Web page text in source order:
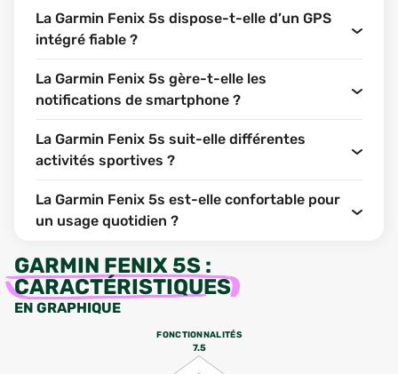
La Garmin Fenix 5s dispose-t-elle d’un GPS
intégré fiable ?
La Garmin Fenix 5s gère-t-elle les
notifications de smartphone ?
La Garmin Fenix 5s suit-elle différentes
activités sportives ?
La Garmin Fenix 5s est-elle confortable pour
un usage quotidien ?
GARMIN FENIX 5S :
CARACTÉRISTIQUES
EN GRAPHIQUE
FONCTIONNALITÉS
7.5